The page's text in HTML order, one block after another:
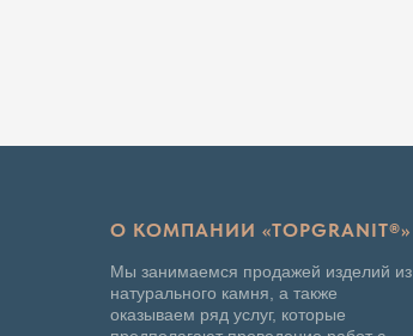
О КОМПАНИИ «TOPGRANIT®»
Мы занимаемся продажей изделий из
натурального камня, а также
оказываем ряд услуг, которые